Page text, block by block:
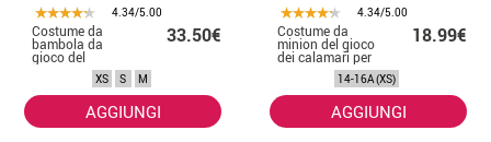
4.34/5.00
Costume da
bambola da
gioco del
calamaro per
33.50€
XS S M
AGGIUNGI
4.34/5.00
Costume da
minion del gioco
dei calamari per
adolescenti
18.99€
14-16A (XS)
AGGIUNGI